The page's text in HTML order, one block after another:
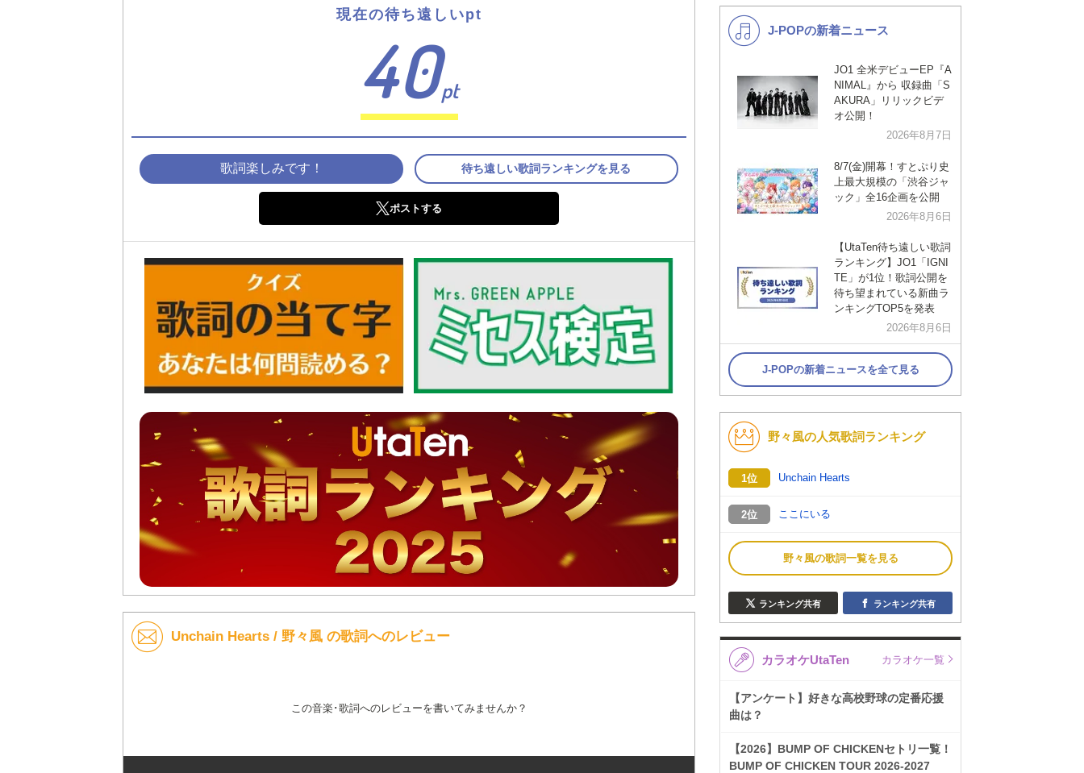
現在の待ち遠しいpt
40pt
歌詞楽しみです！ 待ち遠しい歌詞ランキングを見る
ポストする
Unchain Hearts / 野々風 の歌詞へのレビュー
この音楽･歌詞へのレビューを書いてみませんか？
K-POP バンド
洋楽
VTuber ディズニー
J-POPの新着ニュース
JO1 全米デビューEP『A
NIMAL』から 収録曲「S
AKURA」リリックビデ
オ公開！
2026年8月7日
8/7(金)開幕！すとぷり史
上最大規模の「渋谷ジャ
ック」全16企画を公開
2026年8月6日
【UtaTen待ち遠しい歌詞
ランキング】JO1「IGNI
TE」が1位！歌詞公開を
待ち望まれている新曲ラ
ンキングTOP5を発表
2026年8月6日
J-POPの新着ニュースを全て見る
野々風の人気歌詞ランキング
1位 Unchain Hearts
2位 ここにいる
野々風の歌詞一覧を見る
ランキング共有 ランキング共有
カラオケUtaTen カラオケ一覧
【アンケート】好きな高校野球の定番応援
曲は？
【2026】BUMP OF CHICKENセトリ一覧！
BUMP OF CHICKEN TOUR 2026-2027